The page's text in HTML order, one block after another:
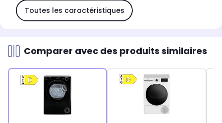
Toutes les caractéristiques
Comparer avec des produits similaires